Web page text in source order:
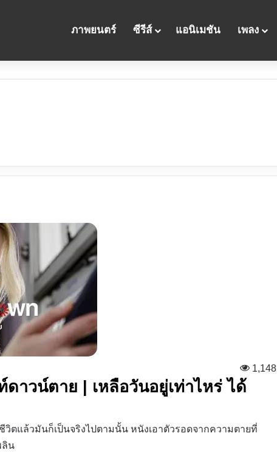
ภาพยนตร์ ซีรีส์ แอนิเมชัน เพลง
1,148
าวน์ตาย | เหลือวันอยู่เท่าไหร่ ได้
วิตแล้วมันก็เป็นจริงไปตามนั้น หนังเอาตัวรอดจากความตายที่
ลิน